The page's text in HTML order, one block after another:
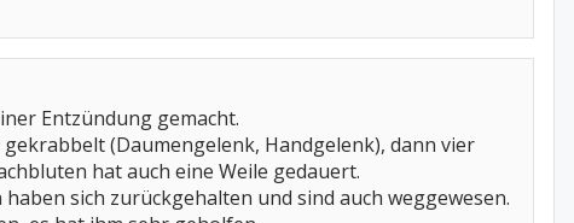
Entzündung gemacht.
(Daumengelenk, Handgelenk), dann vier
hat auch eine Weile gedauert.
sich zurückgehalten und sind auch weggewesen.